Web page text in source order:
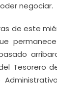
negociar.
de este
Tesorero